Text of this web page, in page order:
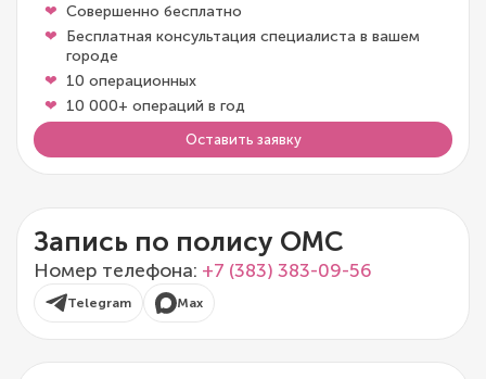
Совершенно бесплатно
Бесплатная консультация специалиста в вашем
городе
10 операционных
10 000+ операций в год
Оставить заявку
Запись по полису ОМС
Номер телефона: +7 (383) 383-09-56
Telegram Max